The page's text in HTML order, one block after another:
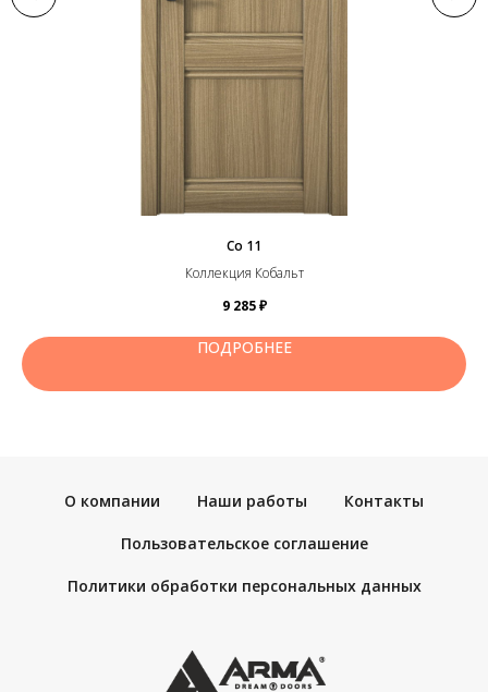
Co 11
Коллекция Кобальт
9 285 ₽
ПОДРОБНЕЕ
О компании Наши работы Контакты
Пользовательское соглашение
Политики обработки персональных данных